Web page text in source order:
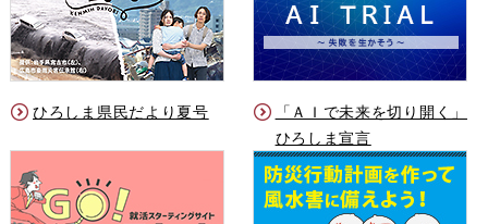
ひろしま県民だより夏号
「ＡＩで未来を切り開く」
ひろしま宣言